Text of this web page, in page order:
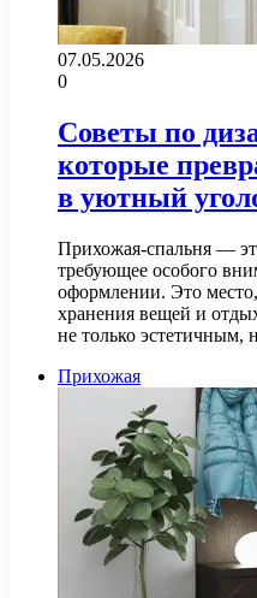
07.05.2026
0
Советы по
которые
в уютный
Прихожая-спальня —
требующее особого
оформлении. Это
хранения вещей и
не только эстетичным,
Прихожая